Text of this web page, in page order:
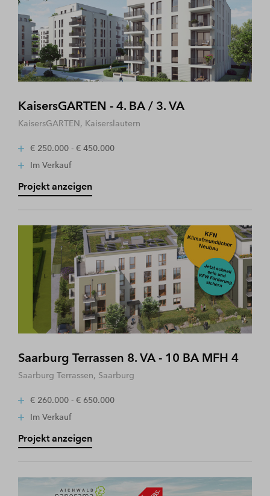
KaisersGARTEN - 4. BA / 3. VA
KaisersGARTEN, Kaiserslautern
€ 250.000 - € 450.000
Im Verkauf
Projekt anzeigen
Saarburg Terrassen 8. VA - 10 BA MFH 4
Saarburg Terrassen, Saarburg
€ 260.000 - € 650.000
Im Verkauf
Projekt anzeigen